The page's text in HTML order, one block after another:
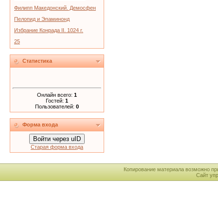
Филипп Македонский. Демосфен
Пелопид и Эпаминонд
Избрание Конрада II. 1024 г.
25
Статистика
Онлайн всего: 1
Гостей: 1
Пользователей: 0
Форма входа
Войти через uID
Старая форма входа
Копирование материала возможно
Сайт